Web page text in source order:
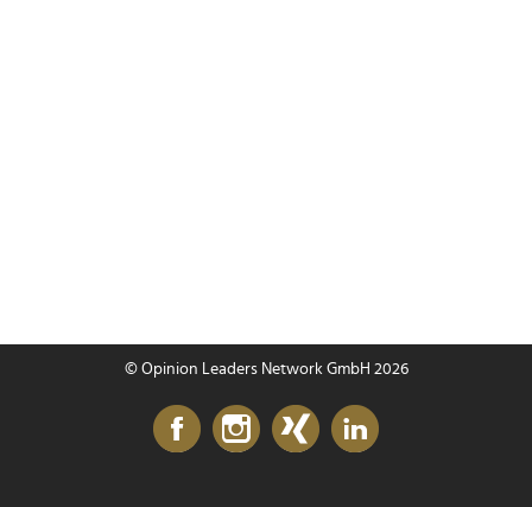
© Opinion Leaders Network GmbH 2026